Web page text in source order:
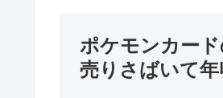
ポケモンカー
売りさばいて年